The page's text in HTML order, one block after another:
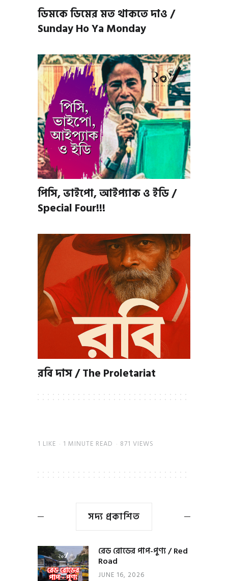
ডিমকে ডিমের মত থাকতে দাও /
Sunday Ho Ya Monday
পিসি, ভাইপো, আইপ্যাক ও ইডি /
Special Four!!!
রবি দাস / The Proletariat
1 LIKE 1 MINUTE READ 871 VIEWS
সদ্য প্রকাশিত
রেড রোডের পাপ-পুণ্য / Red
Road
JUNE 16, 2026